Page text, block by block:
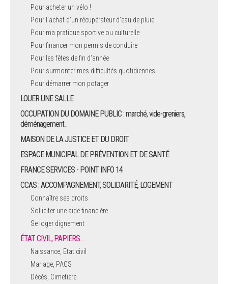
Pour acheter un vélo !
Pour l'achat d’un récupérateur d’eau de pluie
Pour ma pratique sportive ou culturelle
Pour financer mon permis de conduire
Pour les fêtes de fin d'année
Pour surmonter mes difficultés quotidiennes
Pour démarrer mon potager
LOUER UNE SALLE
OCCUPATION DU DOMAINE PUBLIC : marché, vide-greniers,
déménagement...
MAISON DE LA JUSTICE ET DU DROIT
ESPACE MUNICIPAL DE PRÉVENTION ET DE SANTÉ
FRANCE SERVICES - POINT INFO 14
CCAS : ACCOMPAGNEMENT, SOLIDARITÉ, LOGEMENT
Connaître ses droits
Solliciter une aide financière
Se loger dignement
ÉTAT CIVIL, PAPIERS…
Naissance, Etat civil
Mariage, PACS
Décès, Cimetière